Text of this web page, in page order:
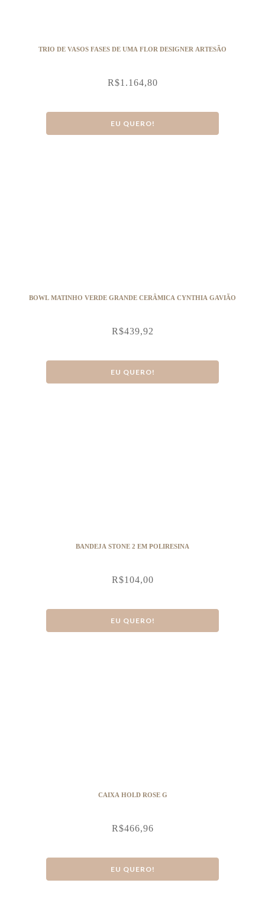
TRIO DE VASOS FASES DE UMA FLOR DESIGNER ARTESÃO
R$1.164,80
EU QUERO!
BOWL MATINHO VERDE GRANDE CERÂMICA CYNTHIA GAVIÃO
R$439,92
EU QUERO!
BANDEJA STONE 2 EM POLIRESINA
R$104,00
EU QUERO!
CAIXA HOLD ROSE G
R$466,96
EU QUERO!